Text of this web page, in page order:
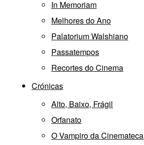
In Memoriam
Melhores do Ano
Palatorium Walshiano
Passatempos
Recortes do Cinema
Crónicas
Alto, Baixo, Frágil
Orfanato
O Vampiro da Cinemateca